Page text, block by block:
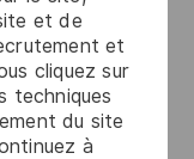
et de
et
cliquez sur
techniques
du site
à
et
et
sans